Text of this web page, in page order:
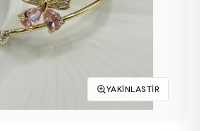
YAKINLASTIR